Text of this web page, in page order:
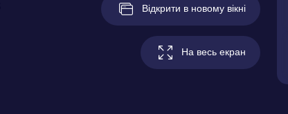
Відкрити в новому вікні
На весь екран